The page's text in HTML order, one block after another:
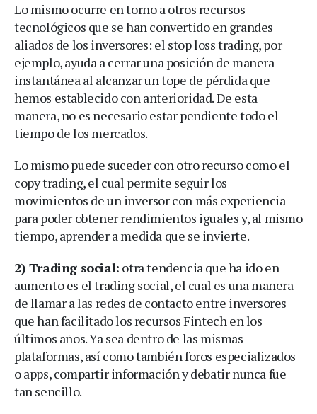
Lo mismo ocurre en torno a otros recursos
tecnológicos que se han convertido en grandes
aliados de los inversores: el stop loss trading, por
ejemplo, ayuda a cerrar una posición de manera
instantánea al alcanzar un tope de pérdida que
hemos establecido con anterioridad. De esta
manera, no es necesario estar pendiente todo el
tiempo de los mercados.
Lo mismo puede suceder con otro recurso como el
copy trading, el cual permite seguir los
movimientos de un inversor con más experiencia
para poder obtener rendimientos iguales y, al mismo
tiempo, aprender a medida que se invierte.
2) Trading social: otra tendencia que ha ido en
aumento es el trading social, el cual es una manera
de llamar a las redes de contacto entre inversores
que han facilitado los recursos Fintech en los
últimos años. Ya sea dentro de las mismas
plataformas, así como también foros especializados
o apps, compartir información y debatir nunca fue
tan sencillo.